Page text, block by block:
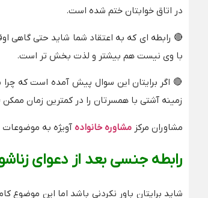
در اتاق خوابتان ختم شده است.
🔴 رابطه ای که به اعتقاد شما شاید حتی گاهی
با وی نیست هم بیشتر و لذت بخش تر است.
🔴 اگر برایتان این سوال پیش آمده است که
زمینه آشتی با همسرتان را در کمترین زمان ممکن
مشاوران مرکز مشاوره خانواده آویژه به موضوعات
رابطه جنسی بعد از دعوای
شاید برایتان باور نکردنی باشد اما این